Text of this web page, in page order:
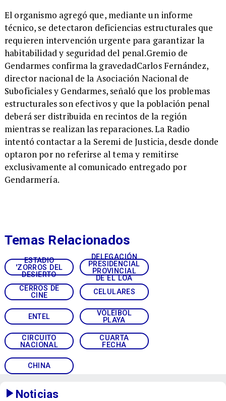
El organismo agregó que, mediante un informe
técnico, se detectaron deficiencias estructurales que
requieren intervención urgente para garantizar la
habitabilidad y seguridad del penal.Gremio de
Gendarmes confirma la gravedadCarlos Fernández,
director nacional de la Asociación Nacional de
Suboficiales y Gendarmes, señaló que los problemas
estructurales son efectivos y que la población penal
deberá ser distribuida en recintos de la región
mientras se realizan las reparaciones. La Radio
intentó contactar a la Seremi de Justicia, desde donde
optaron por no referirse al tema y remitirse
exclusivamente al comunicado entregado por
Gendarmería.
ESTADIO
'ZORROS DEL
DESIERTO
DELEGACIÓN
PRESIDENCIAL
PROVINCIAL
DE EL LOA
CERROS DE
CINE
CELULARES
ENTEL
VÓLEIBOL
PLAYA
CIRCUITO
NACIONAL
CUARTA
FECHA
CHINA
Temas Relacionados
Noticias